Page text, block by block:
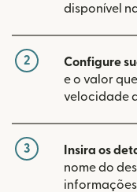
disponível
2 Configure
e o valor
velocidade
3 Insira os
nome do